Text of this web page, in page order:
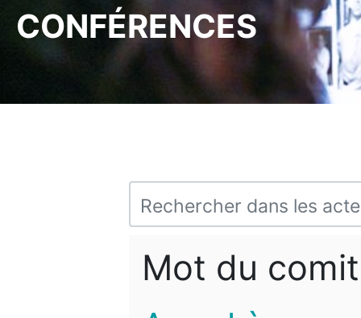
CONFÉRENCES
Mot du